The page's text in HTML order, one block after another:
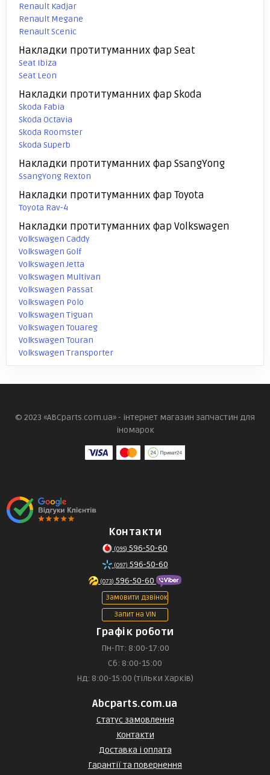
Renault Kadjar
Renault Megane
Renault Scenic
Накладки протитуманних фар Seat
Seat Ibiza
Seat Leon
Накладки протитуманних фар Skoda
Skoda Fabia
Skoda Octavia
Skoda Roomster
Skoda Superb
Накладки протитуманних фар SsangYong
SsangYong Rexton
Накладки протитуманних фар Toyota
Toyota Rav-4
Накладки протитуманних фар Volkswagen
Volkswagen Caddy
Volkswagen Golf
Volkswagen Jetta
Volkswagen Multivan
Volkswagen Passat
Volkswagen Polo
Volkswagen Tiguan
Volkswagen Touareg
Volkswagen Touran
Volkswagen Transporter
© 2023 «ABCparts.com.ua» - інтернет магазин запчастин для
іномарок
Контакти
(095) 596-50-60
(097) 596-50-60
(073) 596-50-60
Замовити дзвінок
Запит на VIN
Графік роботи
Пн-Пт: 8:00-17:00
Сб: 8:00-15:00
Нд: 8:00-15:00 (тільки Харків)
Abcparts.com.ua
Статус замовлення
Контакти
Доставка і оплата
Гарантії та повернення